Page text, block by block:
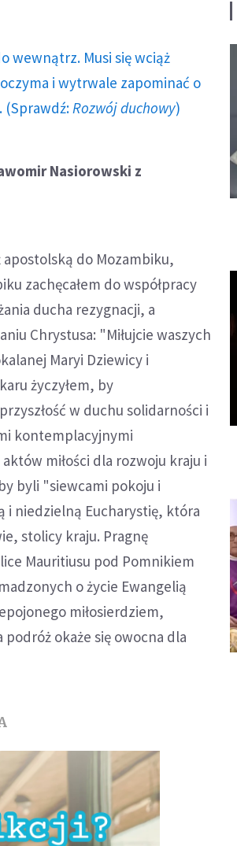
wewnątrz. Musi się wciąż
i wytrwale zapominać o
(Sprawdź: Rozwój duchowy)
Nasiorowski z
do Mozambiku,
zachęcałem do współpracy
ducha rezygnacji, a
Chrystusa: "Miłujcie waszych
Maryi Dziewicy i
życzyłem, by
w duchu solidarności i
kontemplacyjnymi
miłości dla rozwoju kraju i
byli "siewcami pokoju i
i niedzielną Eucharystię, która
stolicy kraju. Pragnę
Mauritiusu pod Pomnikiem
o życie Ewangelią
miłosierdziem,
okaże się owocna dla